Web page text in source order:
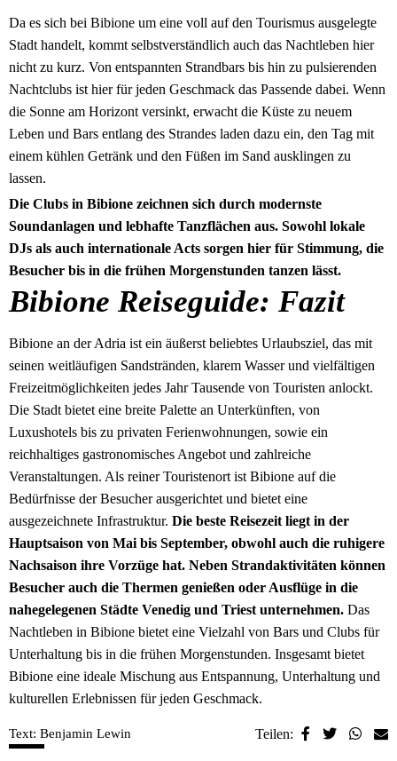
Da es sich bei Bibione um eine voll auf den Tourismus ausgelegte
Stadt handelt, kommt selbstverständlich auch das Nachtleben hier
nicht zu kurz. Von entspannten Strandbars bis hin zu pulsierenden
Nachtclubs ist hier für jeden Geschmack das Passende dabei. Wenn
die Sonne am Horizont versinkt, erwacht die Küste zu neuem
Leben und Bars entlang des Strandes laden dazu ein, den Tag mit
einem kühlen Getränk und den Füßen im Sand ausklingen zu
lassen.
Die Clubs in Bibione zeichnen sich durch modernste
Soundanlagen und lebhafte Tanzflächen aus. Sowohl lokale
DJs als auch internationale Acts sorgen hier für Stimmung, die
Besucher bis in die frühen Morgenstunden tanzen lässt.
Bibione Reiseguide: Fazit
Bibione an der Adria ist ein äußerst beliebtes Urlaubsziel, das mit
seinen weitläufigen Sandstränden, klarem Wasser und vielfältigen
Freizeitmöglichkeiten jedes Jahr Tausende von Touristen anlockt.
Die Stadt bietet eine breite Palette an Unterkünften, von
Luxushotels bis zu privaten Ferienwohnungen, sowie ein
reichhaltiges gastronomisches Angebot und zahlreiche
Veranstaltungen. Als reiner Touristenort ist Bibione auf die
Bedürfnisse der Besucher ausgerichtet und bietet eine
ausgezeichnete Infrastruktur. Die beste Reisezeit liegt in der
Hauptsaison von Mai bis September, obwohl auch die ruhigere
Nachsaison ihre Vorzüge hat. Neben Strandaktivitäten können
Besucher auch die Thermen genießen oder Ausflüge in die
nahegelegenen Städte Venedig und Triest unternehmen. Das
Nachtleben in Bibione bietet eine Vielzahl von Bars und Clubs für
Unterhaltung bis in die frühen Morgenstunden. Insgesamt bietet
Bibione eine ideale Mischung aus Entspannung, Unterhaltung und
kulturellen Erlebnissen für jeden Geschmack.
Text: Benjamin Lewin Teilen: